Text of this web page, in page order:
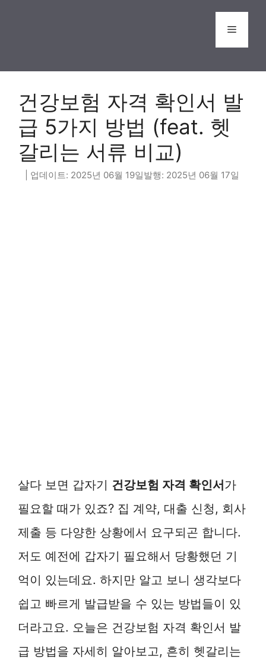
Menu
건강보험 자격 확인서 발
급 5가지 방법 (feat. 헷
갈리는 서류 비교)
2025년 06월 19일 2025년 06월 17일
살다 보면 갑자기 건강보험 자격 확인서가
필요할 때가 있죠? 집 계약, 대출 신청, 회사
제출 등 다양한 상황에서 요구되곤 합니다.
저도 예전에 갑자기 필요해서 당황했던 기
억이 있는데요. 하지만 알고 보니 생각보다
쉽고 빠르게 발급받을 수 있는 방법들이 있
더라고요. 오늘은 건강보험 자격 확인서 발
급 방법을 자세히 알아보고, 흔히 헷갈리는